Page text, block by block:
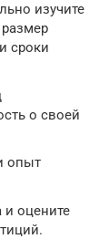
изучите
сроки
о своей
опыт
и оцените